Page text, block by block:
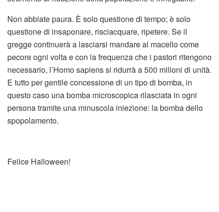
Non abbiate paura. È solo questione di tempo; è solo
questione di insaponare, risciacquare, ripetere. Se il
gregge continuerà a lasciarsi mandare al macello come
pecore ogni volta e con la frequenza che i pastori ritengono
necessario, l’Homo sapiens si ridurrà a 500 milioni di unità.
E tutto per gentile concessione di un tipo di bomba, in
questo caso una bomba microscopica rilasciata in ogni
persona tramite una minuscola iniezione: la bomba dello
spopolamento.
Felice Halloween!